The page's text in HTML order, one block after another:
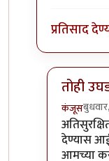
प्रतिसाद
तोही
कंजूस
In reply
देण्यास
आमच्या